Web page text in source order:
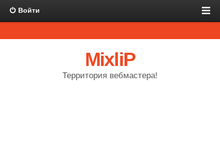
Войти
MixliP
Территория вебмастера!